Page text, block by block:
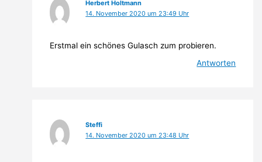
Herbert Holtmann
14. November 2020 um 23:49 Uhr
Erstmal ein schönes Gulasch zum probieren.
Antworten
Steffi
14. November 2020 um 23:48 Uhr